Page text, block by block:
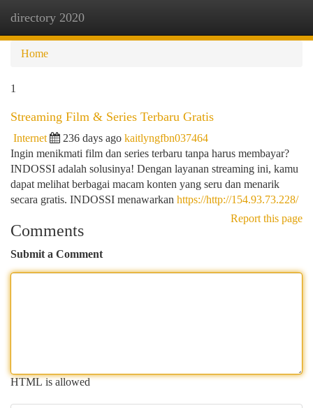
directory 2020
Home
1
Streaming Film & Series Terbaru Gratis
Internet 236 days ago kaitlyngfbn037464
Ingin menikmati film dan series terbaru tanpa harus membayar?
INDOSSI adalah solusinya! Dengan layanan streaming ini, kamu
dapat melihat berbagai macam konten yang seru dan menarik
secara gratis. INDOSSI menawarkan https://http://154.93.73.228/
Report this page
Comments
Submit a Comment
HTML is allowed